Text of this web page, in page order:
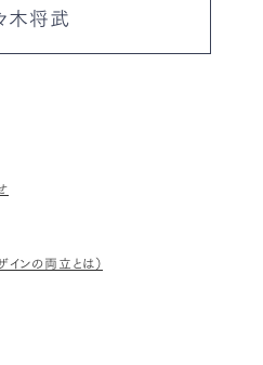
木将武
ンの両立とは）